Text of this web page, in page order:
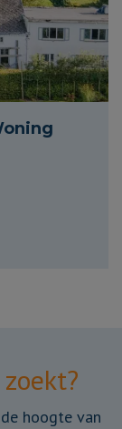
hoogte van